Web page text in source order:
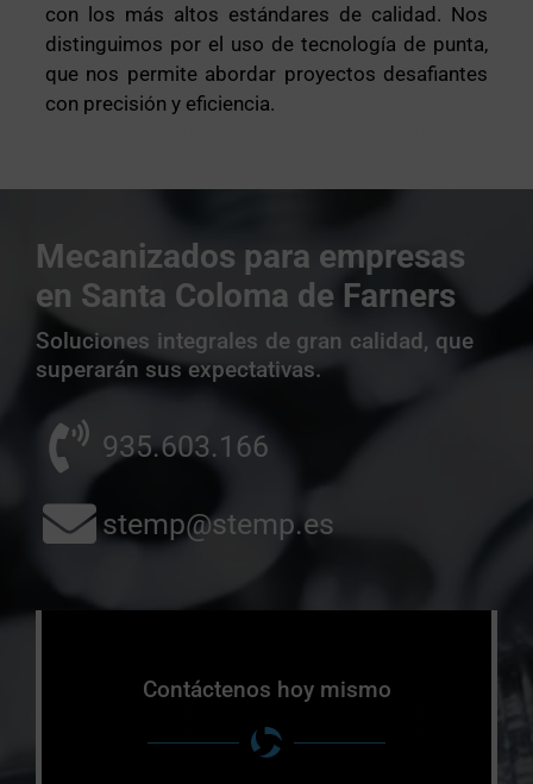
con los más altos estándares de calidad. Nos
distinguimos por el uso de tecnología de punta,
que nos permite abordar proyectos desafiantes
con precisión y eficiencia.
Mecanizados para empresas
en Santa Coloma de Farners
Soluciones integrales de gran calidad, que
superarán sus expectativas.
935.603.166
stemp@stemp.es
Contáctenos hoy mismo